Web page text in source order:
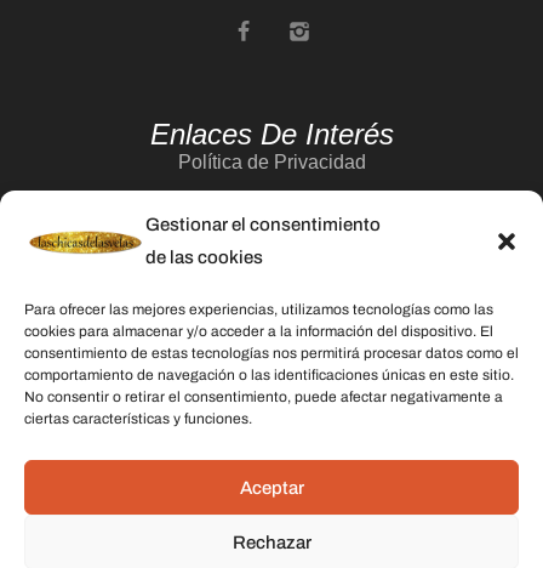
Gestionar el consentimiento
de las cookies
Para ofrecer las mejores experiencias, utilizamos tecnologías como las
cookies para almacenar y/o acceder a la información del dispositivo. El
consentimiento de estas tecnologías nos permitirá procesar datos como el
comportamiento de navegación o las identificaciones únicas en este sitio.
No consentir o retirar el consentimiento, puede afectar negativamente a
ciertas características y funciones.
Aceptar
Rechazar
Enlaces De Interés
Política de Privacidad
Política de Cookies
Categorías
Velas
Aceites esenciales
Aguas rituales y colonias